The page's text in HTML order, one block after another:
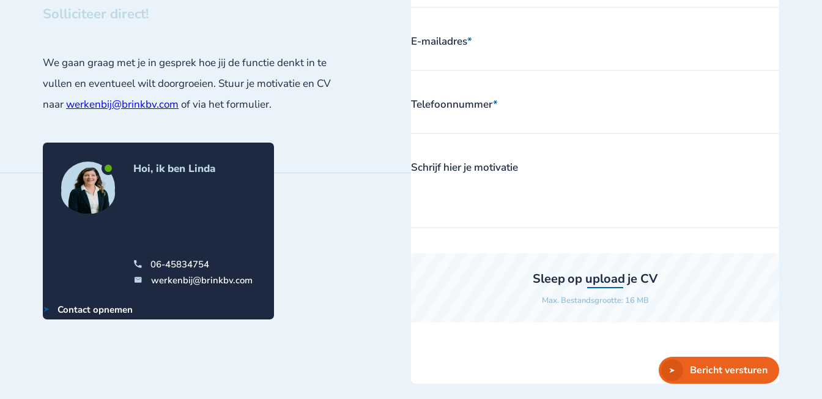
Solliciteer direct!
We gaan graag met je in gesprek hoe jij de functie denkt in te
vullen en eventueel wilt doorgroeien. Stuur je motivatie en CV
naarwerkenbij@brinkbv.com of via het formulier.
Hoi, ik ben Linda
06-45834754
werkenbij@brinkbv.com
Contact opnemen
E-mailadres*
Telefoonnummer*
Schrijf hier je motivatie
Sleep op upload je CV
Max. Bestandsgrootte: 16 MB
Bericht versturen